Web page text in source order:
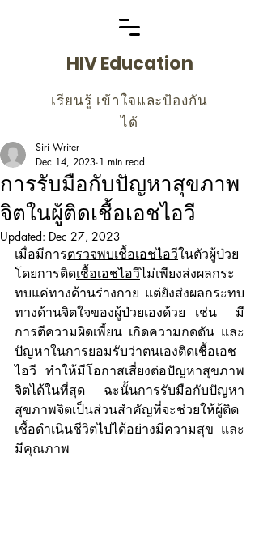
HIV Education
เรียนรู้ เข้าใจและป้องกัน
ได้
การรับมือกับปัญหาสุขภาพ
จิตในผู้ติดเชื้อเอชไอวี
Siri Writer
Dec 14, 2023 1 min read
Updated: Dec 27, 2023
เมื่อมีการตรวจพบเชื้อเอชไอวีในตัวผู้ป่วย
โดยการติดเชื้อเอชไอวีไม่เพียงส่งผลกระ
ทบแค่ทางด้านร่างกาย แต่ยังส่งผลกระทบ
ทางด้านจิตใจของผู้ป่วยเองด้วย เช่น  มี
การตีความผิดเพี้ยน เกิดความกดดัน และ
ปัญหาในการยอมรับว่าตนเองติดเชื้อเอช
ไอวี ทำให้มีโอกาสเสี่ยงต่อปัญหาสุขภาพ
จิตได้ในที่สุด ฉะนั้นการรับมือกับปัญหา
สุขภาพจิตเป็นส่วนสำคัญที่จะช่วยให้ผู้ติด
เชื้อดำเนินชีวิตไปได้อย่างมีความสุข และ
มีคุณภาพ